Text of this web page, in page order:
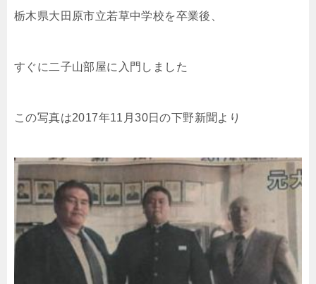
栃木県大田原市立若草中学校を卒業後、
すぐに二子山部屋に入門しました
この写真は2017年11月30日の下野新聞より